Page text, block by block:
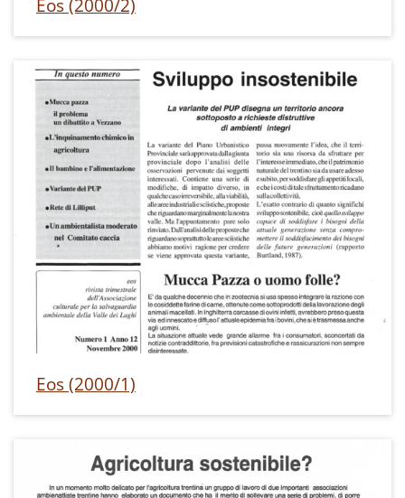
Eos (2000/2)
Eos (2000/1)